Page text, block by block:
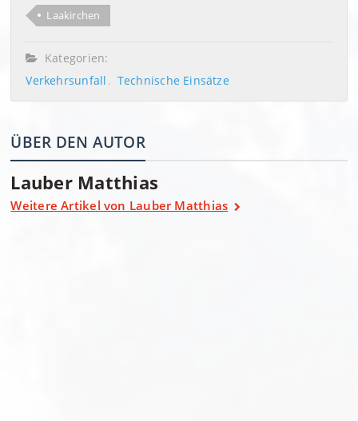
Laakirchen
Kategorien:
Verkehrsunfall
Technische Einsätze
ÜBER DEN AUTOR
Lauber Matthias
Weitere Artikel von Lauber Matthias